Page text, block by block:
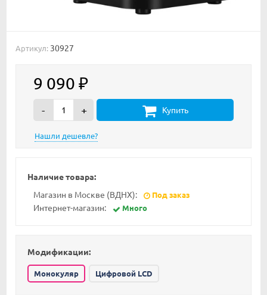
Артикул: 30927
9 090 ₽
- + Купить
Наличие товара:
Магазин в Москве (ВДНХ):
Под заказ
Интернет-магазин: Много
Модификации:
Монокуляр Цифровой LCD